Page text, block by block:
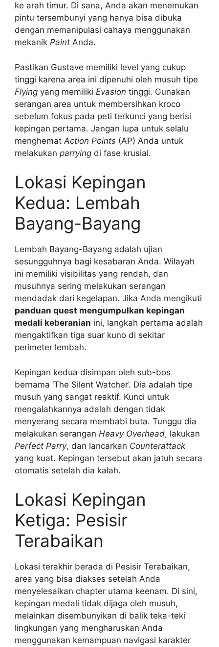
ke arah timur. Di sana, Anda akan menemukan
pintu tersembunyi yang hanya bisa dibuka
dengan memanipulasi cahaya menggunakan
mekanik Paint Anda.
Pastikan Gustave memiliki level yang cukup
tinggi karena area ini dipenuhi oleh musuh tipe
Flying yang memiliki Evasion tinggi. Gunakan
serangan area untuk membersihkan kroco
sebelum fokus pada peti terkunci yang berisi
kepingan pertama. Jangan lupa untuk selalu
menghemat Action Points (AP) Anda untuk
melakukan parrying di fase krusial.
Lokasi Kepingan
Kedua: Lembah
Bayang-Bayang
Lembah Bayang-Bayang adalah ujian
sesungguhnya bagi kesabaran Anda. Wilayah
ini memiliki visibilitas yang rendah, dan
musuhnya sering melakukan serangan
mendadak dari kegelapan. Jika Anda mengikuti
panduan quest mengumpulkan kepingan
medali keberanian ini, langkah pertama adalah
mengaktifkan tiga suar kuno di sekitar
perimeter lembah.
Kepingan kedua disimpan oleh sub-bos
bernama ‘The Silent Watcher’. Dia adalah tipe
musuh yang sangat reaktif. Kunci untuk
mengalahkannya adalah dengan tidak
menyerang secara membabi buta. Tunggu dia
melakukan serangan Heavy Overhead, lakukan
Perfect Parry, dan lancarkan Counterattack
yang kuat. Kepingan tersebut akan jatuh secara
otomatis setelah dia kalah.
Lokasi Kepingan
Ketiga: Pesisir
Terabaikan
Lokasi terakhir berada di Pesisir Terabaikan,
area yang bisa diakses setelah Anda
menyelesaikan chapter utama keenam. Di sini,
kepingan medali tidak dijaga oleh musuh,
melainkan disembunyikan di balik teka-teki
lingkungan yang mengharuskan Anda
menggunakan kemampuan navigasi karakter